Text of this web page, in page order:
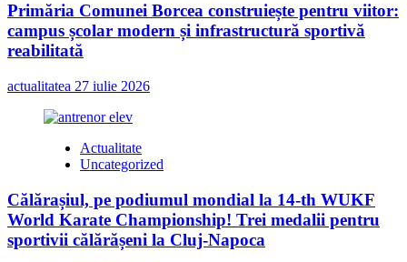
Primăria Comunei Borcea construiește pentru viitor:
campus școlar modern și infrastructură sportivă
reabilitată
actualitatea 27 iulie 2026
Actualitate
Uncategorized
Călărașiul, pe podiumul mondial la 14-th WUKF
World Karate Championship! Trei medalii pentru
sportivii călărășeni la Cluj-Napoca